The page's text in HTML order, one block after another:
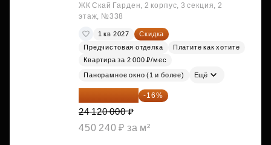
ЖК Скай Гарден, 2 корпус, 3 секция, 2
этаж, №338
1 кв 2027
Скидка
Предчистовая отделка
Платите как хотите
Квартира за 2 000 ₽/мес
Панорамное окно (1 и более) Ещё
20 260 800 ₽ -16%
24 120 000 ₽
450 240 ₽ за м²